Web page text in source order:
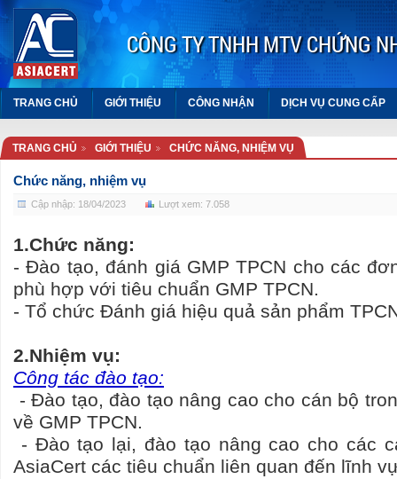
CÔNG TY TNHH MTV CHỨNG
TRANG CHỦ GIỚI THIỆU CÔNG NHẬN DỊCH VỤ CUNG CẤP
TRANG CHỦ GIỚI THIỆU CHỨC NĂNG, NHIỆM VỤ
Chức năng, nhiệm vụ
Cập nhập: 18/04/2023 Lượt xem: 7.058
1.Chức năng:
- Đào tạo, đánh giá GMP TPCN cho các
phù hợp với tiêu chuẩn GMP TPCN.
- Tổ chức Đánh giá hiệu quả sản phẩm
2.Nhiệm vụ:
Công tác đào tạo:
- Đào tạo, đào tạo nâng cao cho cán bộ
về GMP TPCN.
- Đào tạo lại, đào tạo nâng cao cho các
AsiaCert các tiêu chuẩn liên quan đến lĩnh
ASEAN
Hiệp hội thực phẩm chức năng
Việt Nam
VIỆN THỰC PHẨM CHỨC